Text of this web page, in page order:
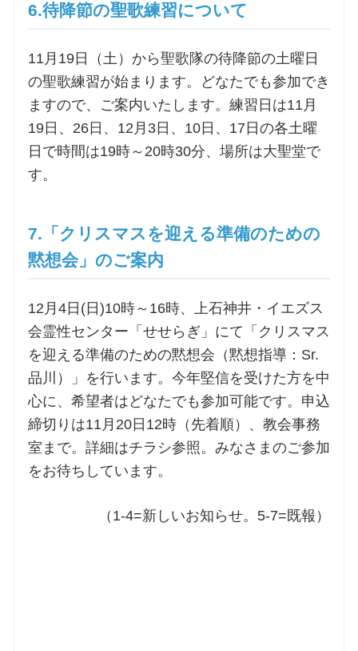
6.待降節の聖歌練習について
11月19日（土）から聖歌隊の待降節の土曜日
の聖歌練習が始まります。どなたでも参加でき
ますので、ご案内いたします。練習日は11月
19日、26日、12月3日、10日、17日の各土曜
日で時間は19時～20時30分、場所は大聖堂で
す。
7.「クリスマスを迎える準備のための
黙想会」のご案内
12月4日(日)10時～16時、上石神井・イエズス
会霊性センター「せせらぎ」にて「クリスマス
を迎える準備のための黙想会（黙想指導：Sr.
品川）」を行います。今年堅信を受けた方を中
心に、希望者はどなたでも参加可能です。申込
締切りは11月20日12時（先着順）、教会事務
室まで。詳細はチラシ参照。みなさまのご参加
をお待ちしています。
（1-4=新しいお知らせ。5-7=既報）